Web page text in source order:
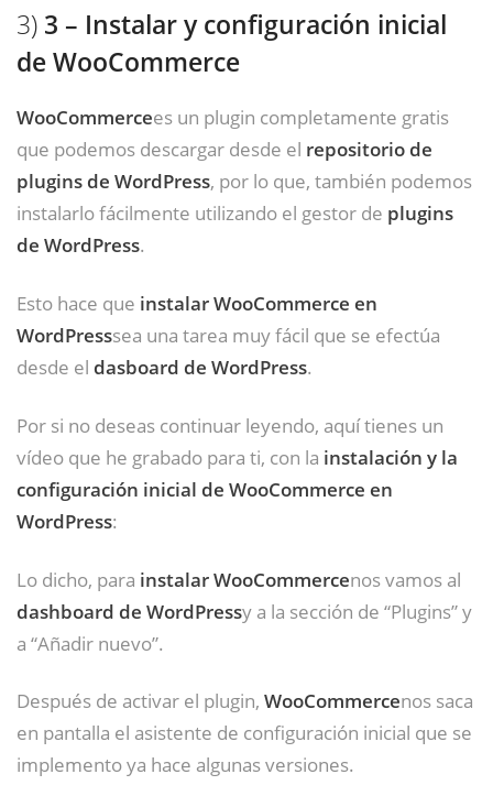
3) 3 – Instalar y configuración inicial
de WooCommerce
WooCommercees un plugin completamente gratis
que podemos descargar desde el repositorio de
plugins de WordPress, por lo que, también podemos
instalarlo fácilmente utilizando el gestor de plugins
de WordPress.
Esto hace que instalar WooCommerce en
WordPresssea una tarea muy fácil que se efectúa
desde el dasboard de WordPress.
Por si no deseas continuar leyendo, aquí tienes un
vídeo que he grabado para ti, con la instalación y la
configuración inicial de WooCommerce en
WordPress:
Lo dicho, para instalar WooCommercenos vamos al
dashboard de WordPressy a la sección de “Plugins” y
a “Añadir nuevo”.
Después de activar el plugin, WooCommercenos saca
en pantalla el asistente de configuración inicial que se
implemento ya hace algunas versiones.